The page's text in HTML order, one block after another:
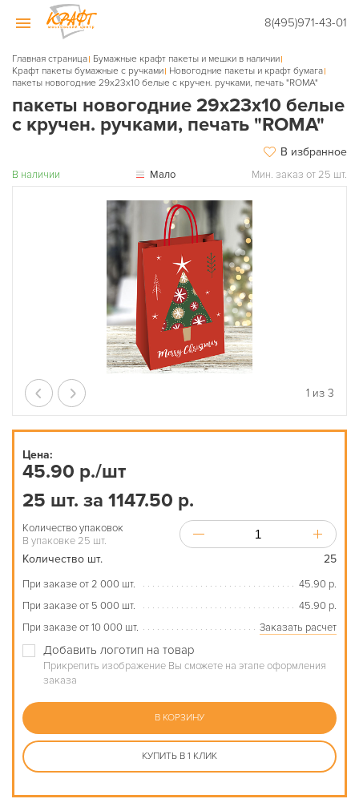
8(495)971-43-01
Главная страница Бумажные крафт пакеты и мешки в наличии
Крафт пакеты бумажные с ручками Новогодние пакеты и крафт бумага
пакеты новогодние 29х23х10 белые с кручен. ручками, печать "ROMA"
пакеты новогодние 29х23х10 белые
с кручен. ручками, печать "ROMA"
В избранное
В наличии Мало Мин. заказ от 25 шт.
1 из 3
Цена:
45.90 р./шт
25 шт. за 1147.50 р.
Количество упаковок
В упаковке 25 шт.
Количество шт. 25
При заказе от 2 000 шт.
45.90 р.
При заказе от 5 000 шт.
45.90 р.
При заказе от 10 000 шт.
Заказать расчет
Добавить логотип на товар
Прикрепить изображение Вы сможете на этапе оформления
заказа
В КОРЗИНУ
КУПИТЬ В 1 КЛИК